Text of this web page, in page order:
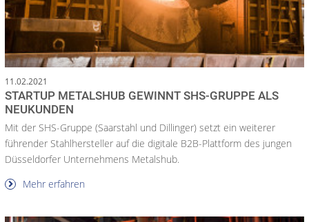
11.02.2021
STARTUP METALSHUB GEWINNT SHS-GRUPPE ALS
NEUKUNDEN
Mit der SHS-Gruppe (Saarstahl und Dillinger) setzt ein weiterer
führender Stahlhersteller auf die digitale B2B-Plattform des jungen
Düsseldorfer Unternehmens Metalshub.
Mehr erfahren